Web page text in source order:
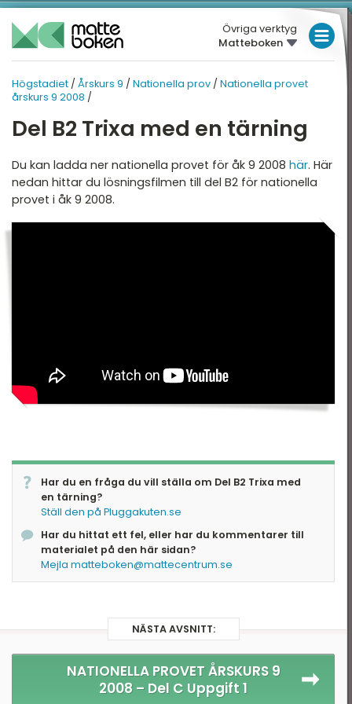
Övriga verktyg
Matteboken
Högstadiet / Årskurs 9 / Nationella prov / Nationella provet
årskurs 9 2008 /
Del B2 Trixa med en tärning
Du kan ladda ner nationella provet för åk 9 2008 här. Här
nedan hittar du lösningsfilmen till del B2 för nationella
provet i åk 9 2008.
Har du en fråga du vill ställa om Del B2 Trixa med
en tärning?
Ställ den på Pluggakuten.se
Har du hittat ett fel, eller har du kommentarer till
materialet på den här sidan?
Mejla matteboken@mattecentrum.se
NÄSTA AVSNITT:
NATIONELLA PROVET ÅRSKURS 9
2008 – Del C Uppgift 1
LÅGSTADIET
MELLANSTADIET
HÖGSTADIET
HÖGSTADIET
9
tal
och
prov
ÅRSKURS 9
NATIONELLA PROV
Nationella provet
GYMNASIET
HÖGSKOLEPROV
DIGITALA VERKTYG